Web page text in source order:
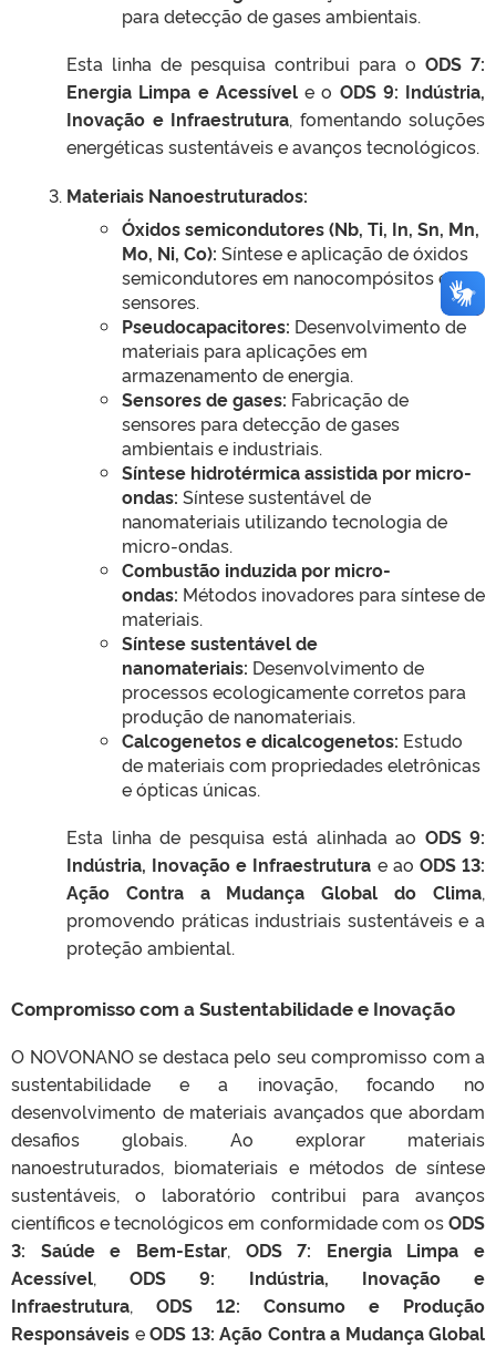
para detecção de gases ambientais.
Esta linha de pesquisa contribui para o ODS 7:
Energia Limpa e Acessívele o ODS 9: Indústria,
Inovação e Infraestrutura, fomentando soluções
energéticas sustentáveis e avanços tecnológicos.
Materiais Nanoestruturados:
Óxidos semicondutores (Nb, Ti, In, Sn, Mn,
Mo, Ni, Co): Síntese e aplicação de óxidos
semicondutores em nanocompósitos e
sensores.
Pseudocapacitores: Desenvolvimento de
materiais para aplicações em
armazenamento de energia.
Sensores de gases: Fabricação de
sensores para detecção de gases
ambientais e industriais.
Síntese hidrotérmica assistida por micro-
ondas: Síntese sustentável de
nanomateriais utilizando tecnologia de
micro-ondas.
Combustão induzida por micro-
ondas: Métodos inovadores para síntese de
materiais.
Síntese sustentável de
nanomateriais: Desenvolvimento de
processos ecologicamente corretos para
produção de nanomateriais.
Calcogenetos e dicalcogenetos: Estudo
de materiais com propriedades eletrônicas
e ópticas únicas.
Esta linha de pesquisa está alinhada ao ODS 9:
Indústria, Inovação e Infraestrutura e ao ODS 13:
Ação Contra a Mudança Global do Clima,
promovendo práticas industriais sustentáveis e a
proteção ambiental.
Compromisso com a Sustentabilidade e Inovação
O NOVONANO se destaca pelo seu compromisso com a
sustentabilidade e a inovação, focando no
desenvolvimento de materiais avançados que abordam
desafios globais. Ao explorar materiais
nanoestruturados, biomateriais e métodos de síntese
sustentáveis, o laboratório contribui para avanços
científicos e tecnológicos em conformidade com osODS
3: Saúde e Bem-Estar, ODS 7: Energia Limpa e
Acessível,ODS 9: Indústria, Inovação e
Infraestrutura, ODS 12: Consumo e Produção
Responsáveis eODS 13: Ação Contra a Mudança Global